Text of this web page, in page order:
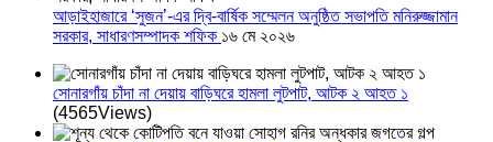
আড়াইহাজারে ‘সুজন’-এর দ্বি-বার্ষিক সম্মেলন অনুষ্ঠিত সভাপতি মনিরুজ্জামান
সরকার, সাধারণসম্পাদক শফিক ১৬ মে ২০২৬
সোনারগাঁয় চাঁদা না দেয়ায় বাড়িঘরে হামলা লুটপাট, আটক ২ আহত ১
(4565Views)